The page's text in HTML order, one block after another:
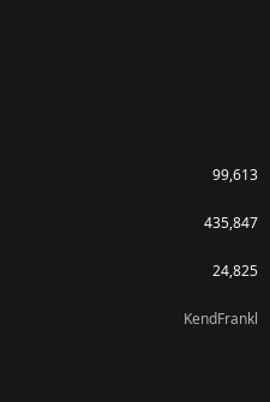
99,613
435,847
24,825
KendFrankl